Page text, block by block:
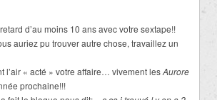
d’au moins 10 ans avec votre sextape!!
auriez pu trouver autre chose, travaillez un
l’air « acté » votre affaire… vivement lesAurore
prochaine!!!